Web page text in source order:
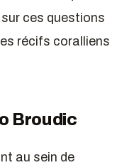
ces questions
récifs coralliens
Broudic
au sein de